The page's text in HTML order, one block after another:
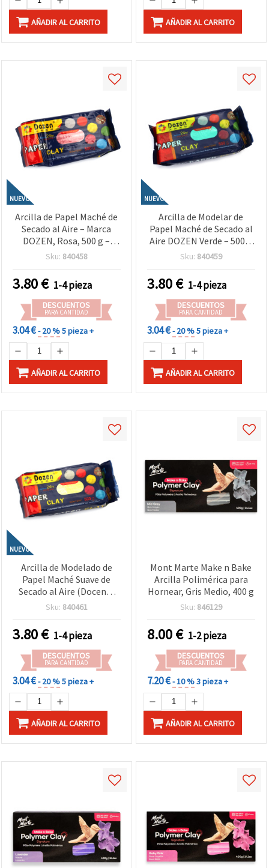
AÑADIR AL CARRITO AÑADIR AL CARRITO
NUEVO
Arcilla de Papel Maché de
Secado al Aire – Marca
DOZEN, Rosa, 500 g –
Ideal para Esculpir,
Escolares y Arte DIY
Sku: 840458
3.80€ 1-4 pieza
DESCUENTOS
PARA CANTIDAD
3.04 €- 20 %5 pieza +
AÑADIR AL CARRITO
NUEVO
Arcilla de Modelar de
Papel Maché de Secado al
Aire DOZEN Verde – 500 g
– Suave, Ligera y Fácil de
Escultura Creativa,
Manualidades, Bellas
Artes y Proyectos DIY
Sku: 840459
3.80€ 1-4 pieza
DESCUENTOS
PARA CANTIDAD
3.04 €- 20 %5 pieza +
AÑADIR AL CARRITO
NUEVO
Arcilla de Modelado de
Papel Maché Suave de
Secado al Aire (Docena)
Amarilla – 500 g – Lisa,
Ideal para Escultura
Creativa, Manualidades,
Proyectos de Arte y DIY
Sku: 840461
3.80€ 1-4 pieza
DESCUENTOS
PARA CANTIDAD
3.04 €- 20 %5 pieza +
AÑADIR AL CARRITO
Mont Marte Make n Bake
Arcilla Polimérica para
Hornear, Gris Medio, 400 g
Sku: 846129
8.00€ 1-2 pieza
DESCUENTOS
PARA CANTIDAD
7.20 €- 10 %3 pieza +
AÑADIR AL CARRITO